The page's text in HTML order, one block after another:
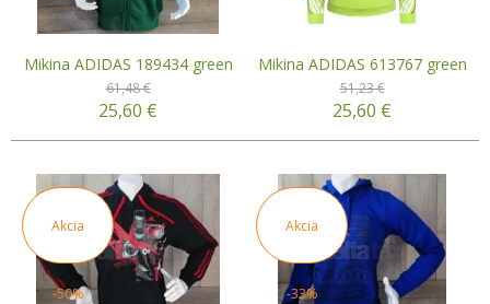
Mikina ADIDAS 189434 green
61,48 €
25,60 €
Mikina ADIDAS 613767 green
51,23 €
25,60 €
Akcia
-50%
Akcia
-33%